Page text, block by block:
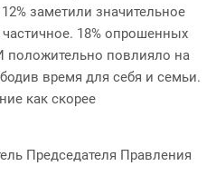
заметили значительное
18% опрошенных
положительно повлияло на
время для себя и семьи.
как скорее
Председателя Правления